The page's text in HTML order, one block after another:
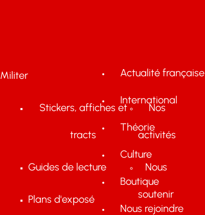
Militer
Stickers, affiches et
tracts
Guides de lecture
Plans d'exposé
Nos
activités
Nous
soutenir
Actualité française
International
Théorie
Culture
Boutique
Nous rejoindre